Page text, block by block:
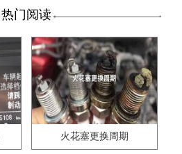
热门阅读
火花塞更换周期